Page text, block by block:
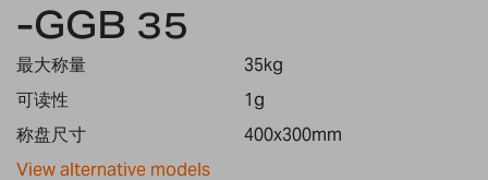
the
of
the
images
gallery
-GGB 35
最大称量
35kg
可读性
1g
称盘尺寸
400x300mm
View alternative models